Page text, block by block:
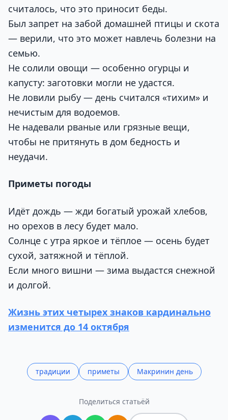
считалось, что это приносит беды.
Был запрет на забой домашней птицы и скота
— верили, что это может навлечь болезни на
семью.
Не солили овощи — особенно огурцы и
капусту: заготовки могли не удастся.
Не ловили рыбу — день считался «тихим» и
нечистым для водоемов.
Не надевали рваные или грязные вещи,
чтобы не притянуть в дом бедность и
неудачи.
Приметы погоды
Идёт дождь — жди богатый урожай хлебов,
но орехов в лесу будет мало.
Солнце с утра яркое и тёплое — осень будет
сухой, затяжной и тёплой.
Если много вишни — зима выдастся снежной
и долгой.
Жизнь этих четырех знаков кардинально
изменится до 14 октября
традиции приметы Макринин день
Поделиться статьёй